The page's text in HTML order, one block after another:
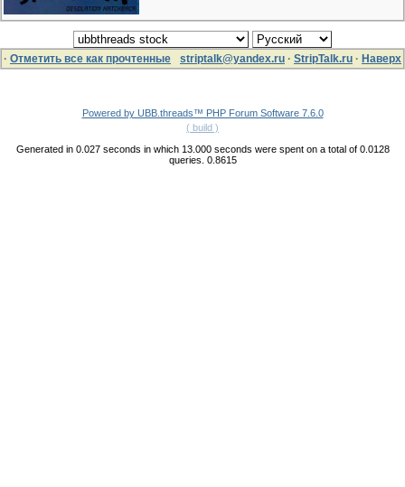
· Отметить все как прочтенные striptalk@yandex.ru · StripTalk.ru · Наверх
Powered by UBB.threads™ PHP Forum Software 7.6.0
( build )
Generated in 0.027 seconds in which 13.000 seconds were spent on a total of 0.0128
queries. 0.8615